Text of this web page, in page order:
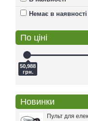
Немає в наявності
По ціні
50,988
грн.
Новинки